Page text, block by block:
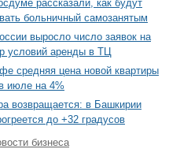
рассказали, как будут
больничный самозанятым
выросло число заявок на
условий аренды в ТЦ
средняя цена новой квартиры
июле на 4%
возвращается: в Башкирии
до +32 градусов
бизнеса